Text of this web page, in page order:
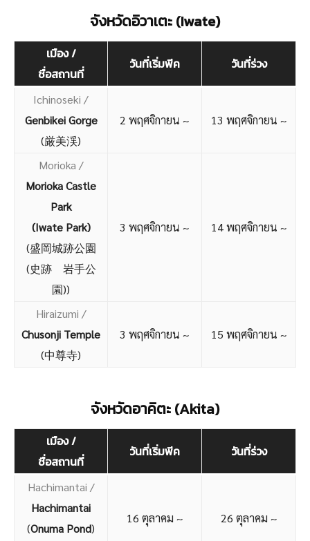
จังหวัดอิวาเตะ (Iwate)
เมือง /
ชื่อสถานที่
วันที่เริ่มพีค วันที่ร่วง
Ichinoseki /
Genbikei Gorge
(厳美渓)
2 พฤศจิกายน ~ 13 พฤศจิกายน ~
Morioka /
Morioka Castle
Park
(Iwate Park)
(盛岡城跡公園
(史跡 岩手公
園))
3 พฤศจิกายน ~ 14 พฤศจิกายน ~
Hiraizumi /
Chusonji Temple
(中尊寺)
3 พฤศจิกายน ~ 15 พฤศจิกายน ~
จังหวัดอาคิตะ (Akita)
เมือง /
ชื่อสถานที่
วันที่เริ่มพีค วันที่ร่วง
Hachimantai /
Hachimantai
(Onuma Pond)
16 ตุลาคม ~ 26 ตุลาคม ~